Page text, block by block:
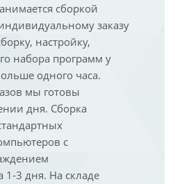
сборкой
заказу
настройку,
набора программ у
одного часа.
мы готовы
дня. Сборка
с
1-3 дня. На складе